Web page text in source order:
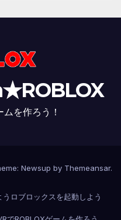
を作ろう！
Newsup by Themeansar.
ロブロックスを起動しよう